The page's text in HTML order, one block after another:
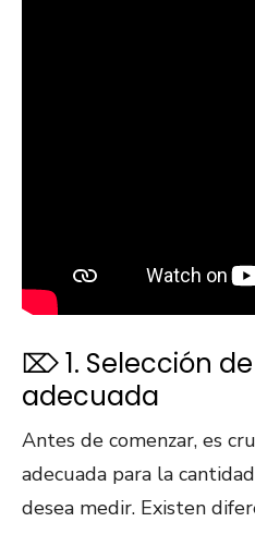
⌦ 1. Selección
adecuada
Antes de comenzar, es
adecuada para la
desea medir. Existen